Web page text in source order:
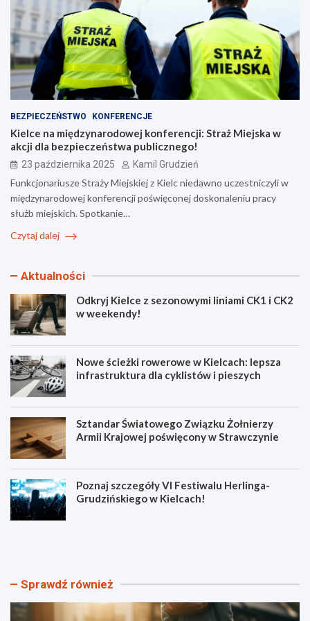
BEZPIECZEŃSTWO KONFERENCJE
Kielce na międzynarodowej konferencji: Straż Miejska w
akcji dla bezpieczeństwa publicznego!
23 października 2025 Kamil Grudzień
Funkcjonariusze Straży Miejskiej z Kielc niedawno uczestniczyli w
międzynarodowej konferencji poświęconej doskonaleniu pracy
służb miejskich. Spotkanie…
Czytaj dalej
Aktualności
Odkryj Kielce z sezonowymi liniami CK1 i CK2
w weekendy!
Nowe ścieżki rowerowe w Kielcach: lepsza
infrastruktura dla cyklistów i pieszych
Sztandar Światowego Związku Żołnierzy
Armii Krajowej poświęcony w Strawczynie
Poznaj szczegóły VI Festiwalu Herlinga-
Grudzińskiego w Kielcach!
O
j
N
c
e
Sprawdź również